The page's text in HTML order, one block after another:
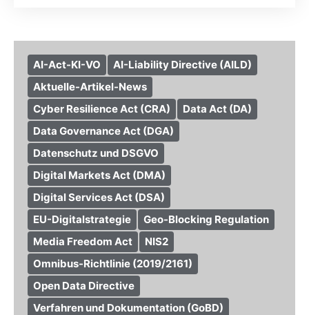
AI-Act-KI-VO
AI-Liability Directive (AILD)
Aktuelle-Artikel-News
Cyber Resilience Act (CRA)
Data Act (DA)
Data Governance Act (DGA)
Datenschutz und DSGVO
Digital Markets Act (DMA)
Digital Services Act (DSA)
EU-Digitalstrategie
Geo-Blocking Regulation
Media Freedom Act
NIS2
Omnibus-Richtlinie (2019/2161)
Open Data Directive
Verfahren und Dokumentation (GoBD)